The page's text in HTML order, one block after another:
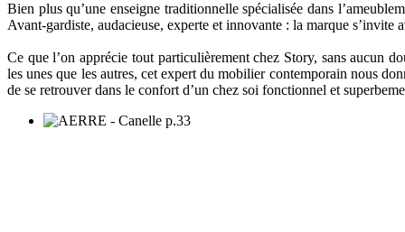
Bien plus qu’une enseigne traditionnelle spécialisée dans
Avant-gardiste, audacieuse, experte et innovante : la marque
Ce que l’on apprécie tout particulièrement chez Story, sans aucun
les unes que les autres, cet expert du mobilier contemporain nous
de se retrouver dans le confort d’un chez soi fonctionnel et